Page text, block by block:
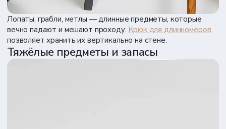
Лопаты, грабли, метлы — длинные предметы, которые
вечно падают и мешают проходу. Крюк для длинномеров
позволяет хранить их вертикально на стене.
Тяжёлые предметы и запасы